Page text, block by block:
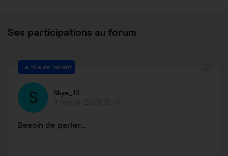
Ses participations au forum
Le rôle de l'aidant
Skye_13
Besoin de parler…